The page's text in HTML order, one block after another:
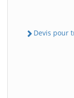
Devis pour